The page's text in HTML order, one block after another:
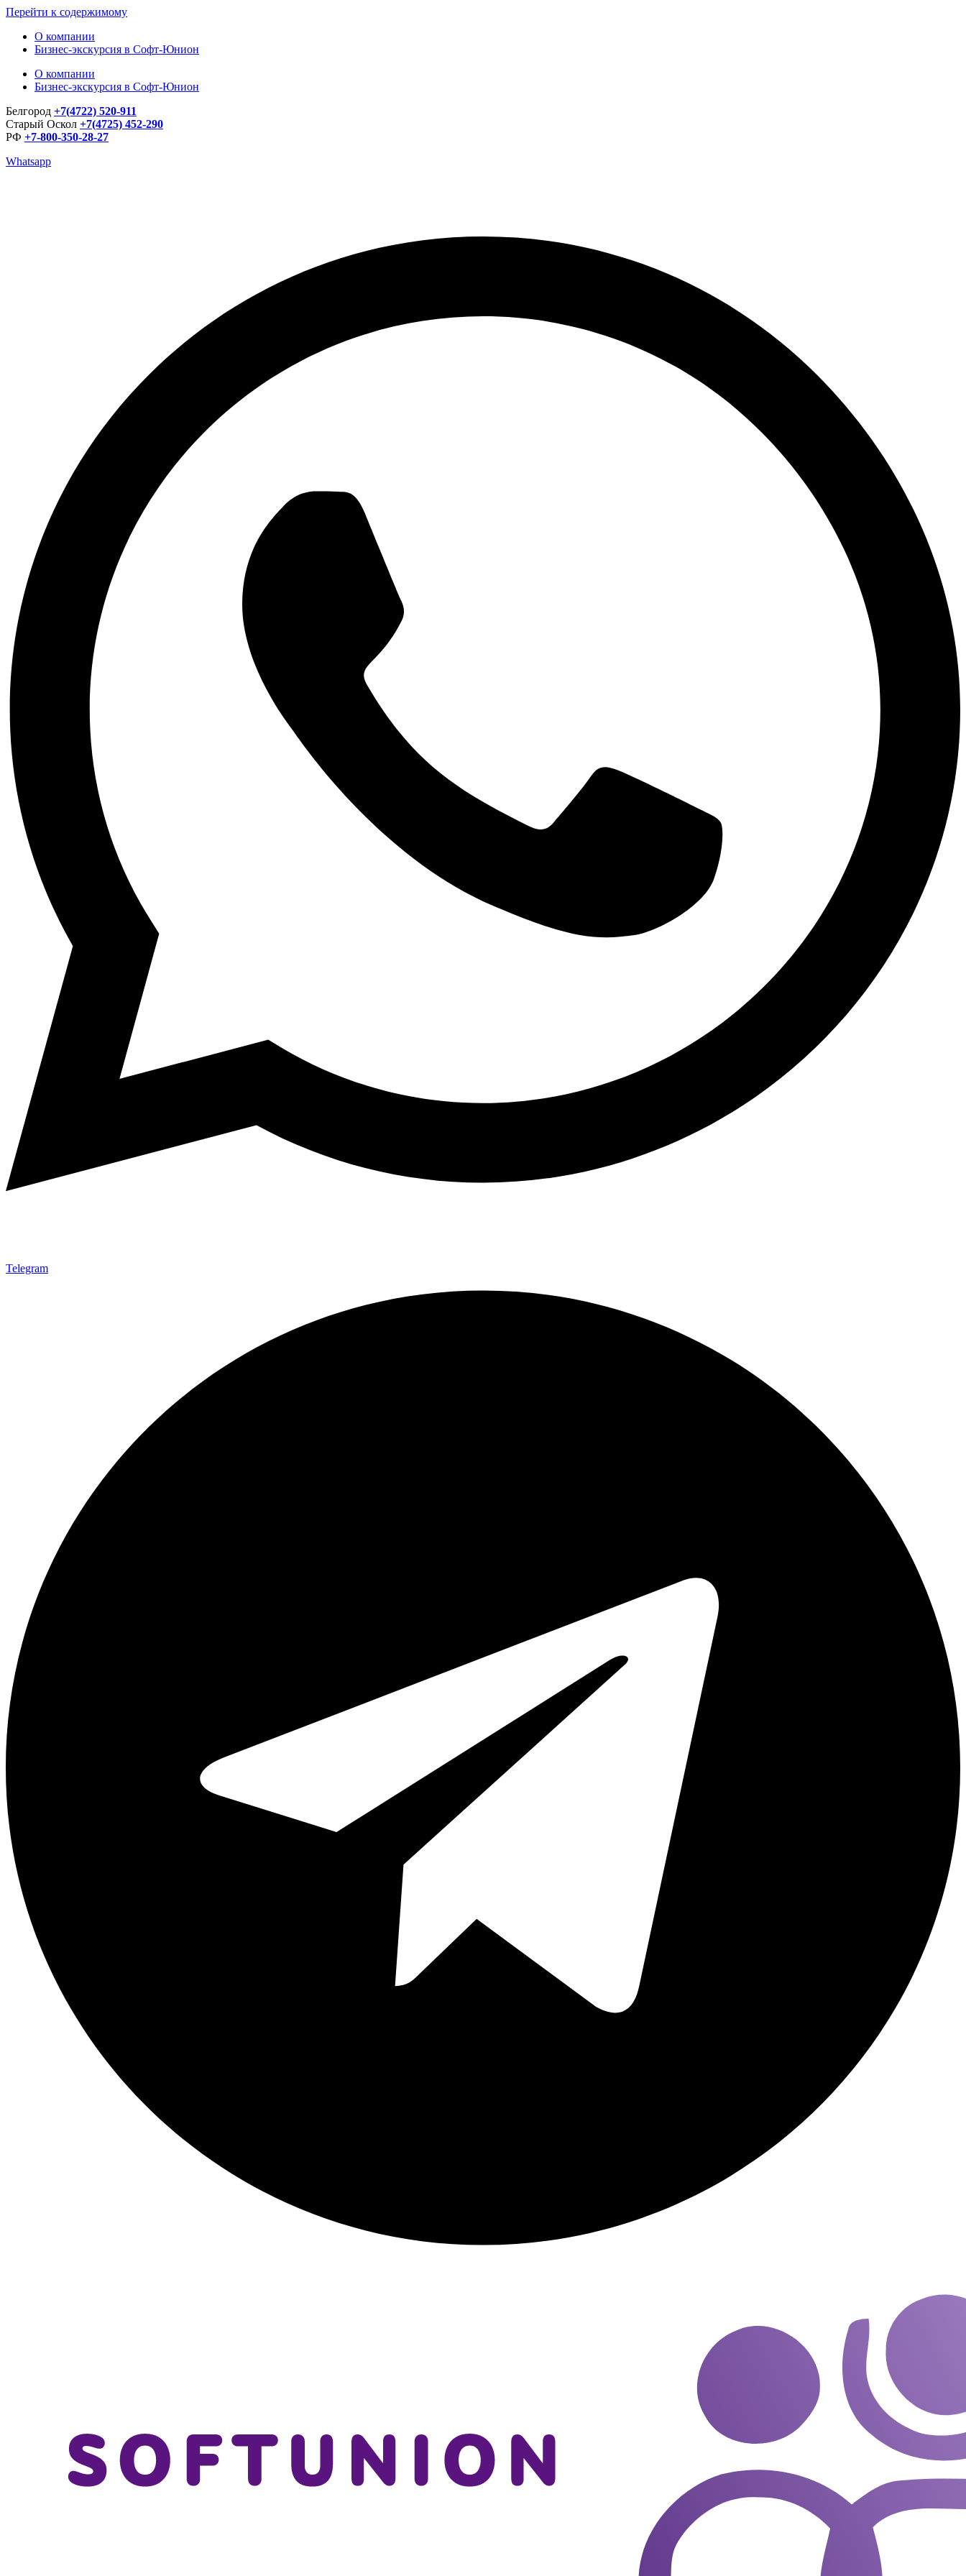
Перейти к содержимому
О компании
Бизнес-экскурсия в Софт-Юнион
О компании
Бизнес-экскурсия в Софт-Юнион
Белгород +7(4722) 520-911
Старый Оскол +7(4725) 452-290
РФ +7-800-350-28-27
Whatsapp
Telegram